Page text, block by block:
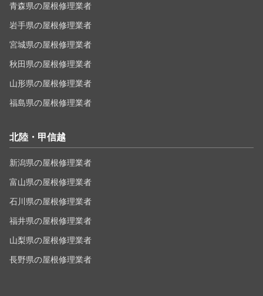
青森県の屋根修理業者
岩手県の屋根修理業者
宮城県の屋根修理業者
秋田県の屋根修理業者
山形県の屋根修理業者
福島県の屋根修理業者
北陸・甲信越
新潟県の屋根修理業者
富山県の屋根修理業者
石川県の屋根修理業者
福井県の屋根修理業者
山梨県の屋根修理業者
長野県の屋根修理業者